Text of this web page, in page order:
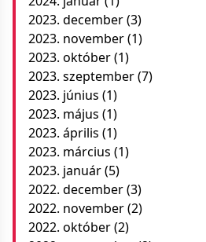
2023. december(3)
2023. november(1)
2023. október(1)
2023. szeptember(7)
2023. június (1)
2023. május (1)
2023. április (1)
2023. március (1)
2023. január(5)
2022. december(3)
2022. november(2)
2022. október(2)